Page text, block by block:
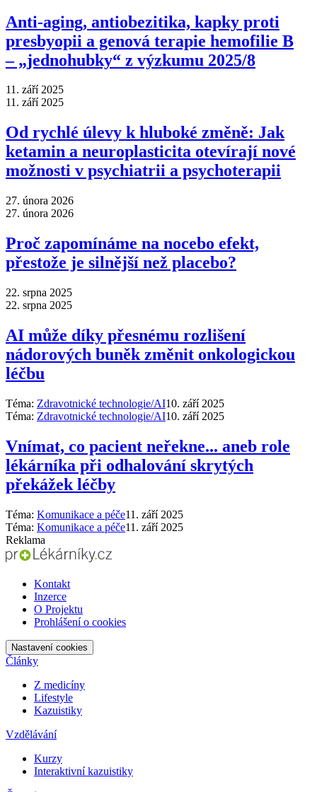
Anti‑aging, antiobezitika, kapky proti
presbyopii a genová terapie hemofilie B
–⁠ „jednohubky“ z výzkumu 2025/8
11. září 2025
11. září 2025
Od rychlé úlevy k hluboké změně: Jak
ketamin a neuroplasticita otevírají nové
možnosti v psychiatrii a psychoterapii
27. února 2026
27. února 2026
Proč zapomínáme na nocebo efekt,
přestože je silnější než placebo?
22. srpna 2025
22. srpna 2025
AI může díky přesnému rozlišení
nádorových buněk změnit onkologickou
léčbu
Téma: Zdravotnické technologie/AI10. září 2025
Téma: Zdravotnické technologie/AI10. září 2025
Vnímat, co pacient neřekne... aneb role
lékárníka při odhalování skrytých
překážek léčby
Téma: Komunikace a péče11. září 2025
Téma: Komunikace a péče11. září 2025
Reklama
Kontakt
Inzerce
O Projektu
Prohlášení o cookies
Nastavení cookies
Články
Z medicíny
Lifestyle
Kazuistiky
Vzdělávání
Kurzy
Interaktivní kazuistiky